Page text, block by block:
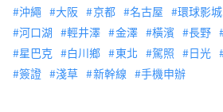
沖繩 大阪 京都 名古屋 環球影城
河口湖
輕井澤 金澤 橫濱 長野
星巴克
白川鄉 東北 駕照 日光
簽證
淺草 新幹線 手機申辦